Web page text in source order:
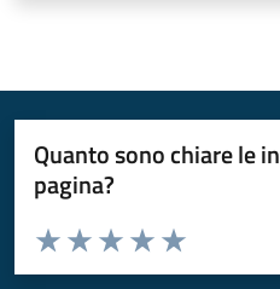
Quanto sono chiare le
pagina?
Valuta da 1 a 5 stelle la pagina
Valuta 5
Valuta 4 stelle su
Valuta 3 stelle su 5
Valuta 2 stelle su 5
Valuta 1 stelle su 5